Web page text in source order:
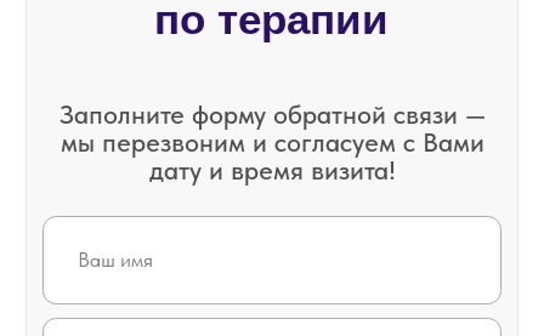
Записаться на прием
по ортодонтии
мы перезвоним и согласуем с Вами